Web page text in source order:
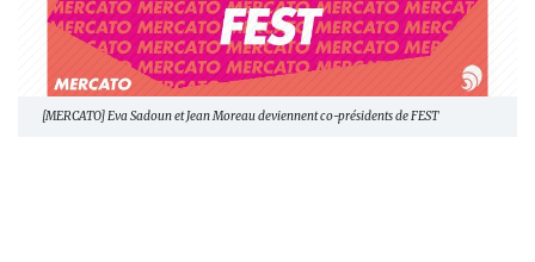
[MERCATO] Eva Sadoun et Jean Moreau deviennent co-présidents de FEST